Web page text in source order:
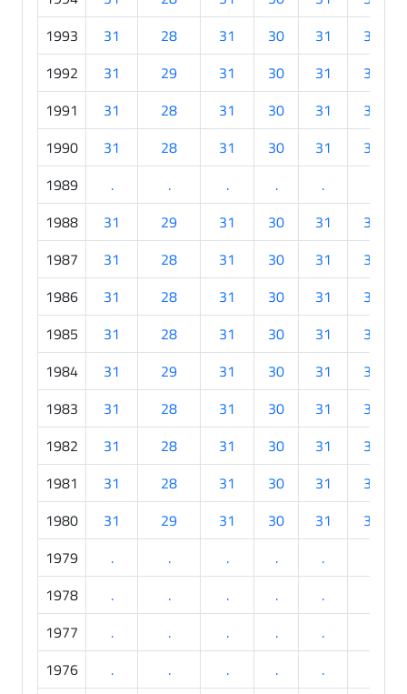
1993
31 28 31 30 31
30
1992
31 29 31 30 31
30
1991
31 28 31 30 31
30
1990
31 28 31 30 31
30
1989
. . . . .
1988
31 29 31 30 31
30
1987
31 28 31 30 31
30
1986
31 28 31 30 31
30
1985
31 28 31 30 31
30
1984
31 29 31 30 31
30
1983
31 28 31 30 31
30
1982
31 28 31 30 31
30
1981
31 28 31 30 31
30
1980
31 29 31 30 31
30
1979
. . . . .
1978
. . . . .
1977
. . . . .
1976
. . . . .